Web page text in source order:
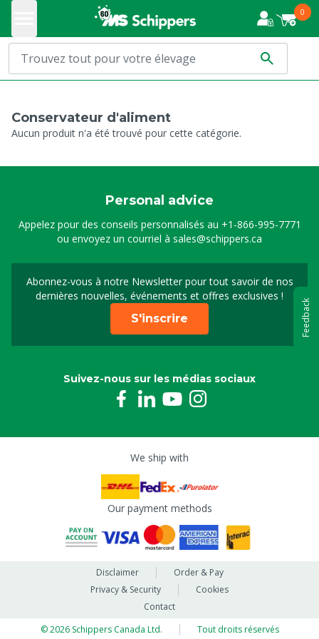
0
Conservateur d'aliment
Aucun produit n'a été trouvé pour cette catégorie.
Personal advice
Appelez pour des conseils personnalisés au +1-866-995-7771
ou envoyez un courriel à sales@schippers.ca
Abonnez-vous à notre Newsletter pour tout savoir de nos
dernières nouvelles, événements et offres exclusives !
Sign up for our
S'inscrire
Suivez-nous sur les médias sociaux
We ship with
Our payment methods
Disclaimer
Order & Pay
Privacy & Security
Cookies
Contact
© 2026 Schippers Canada Ltd.
Tout droits réservés
Feedback